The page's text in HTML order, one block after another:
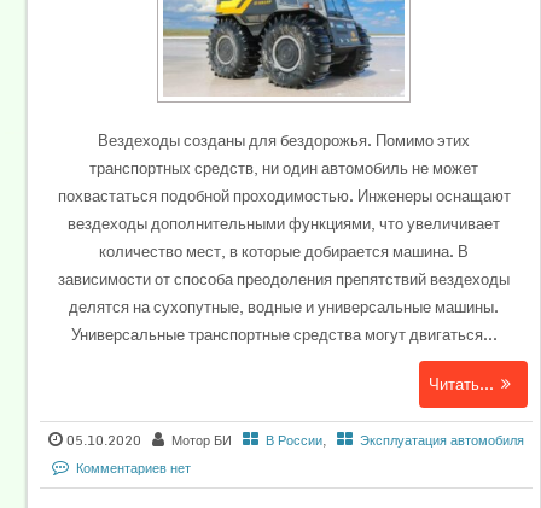
Вездеходы созданы для бездорожья. Помимо этих
транспортных средств, ни один автомобиль не может
похвастаться подобной проходимостью. Инженеры оснащают
вездеходы дополнительными функциями, что увеличивает
количество мест, в которые добирается машина. В
зависимости от способа преодоления препятствий вездеходы
делятся на сухопутные, водные и универсальные машины.
Универсальные транспортные средства могут двигаться...
Читать...
05.10.2020 Мотор БИ В России,
Эксплуатация автомобиля
Комментариев нет